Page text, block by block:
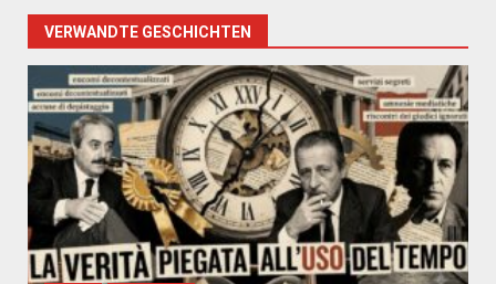
VERWANDTE GESCHICHTEN